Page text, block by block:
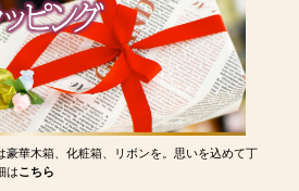
豪華木箱、化粧箱、リボンを。思いを込めて丁
はこちら